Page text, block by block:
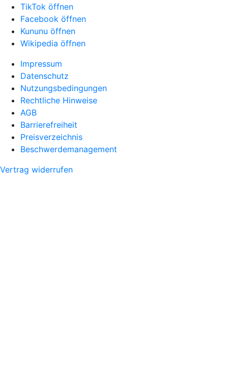
TikTok öffnen
Facebook öffnen
Kununu öffnen
Wikipedia öffnen
Impressum
Datenschutz
Nutzungsbedingungen
Rechtliche Hinweise
AGB
Barrierefreiheit
Preisverzeichnis
Beschwerdemanagement
Vertrag widerrufen